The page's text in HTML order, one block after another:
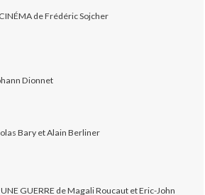
de Frédéric Sojcher
Dionnet
Bary et Alain Berliner
UNE GUERRE de Magali Roucaut et Eric-John